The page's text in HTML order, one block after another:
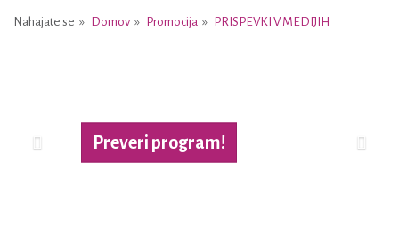
Nahajate se Domov Promocija PRISPEVKI V MEDIJIH
Preveri program!